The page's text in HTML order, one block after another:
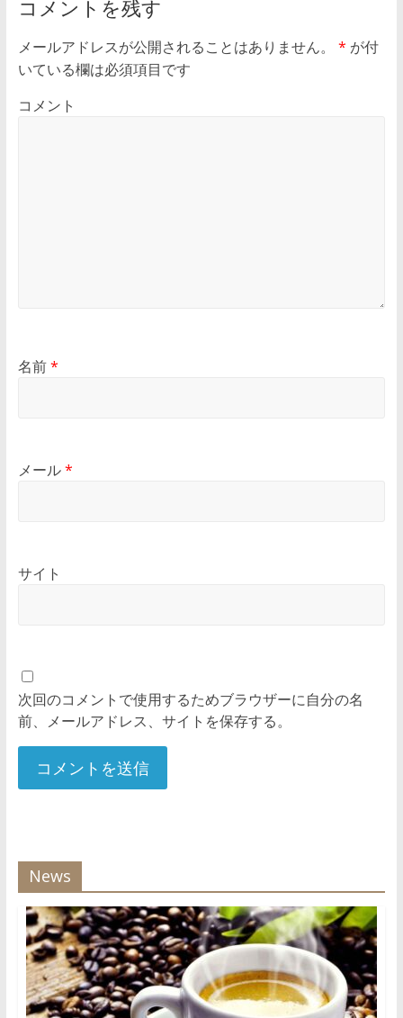
コメントを残す
メールアドレスが公開されることはありません。 * が付
いている欄は必須項目です
コメント
名前*
メール*
サイト
次回のコメントで使用するためブラウザーに自分の名
前、メールアドレス、サイトを保存する。
News